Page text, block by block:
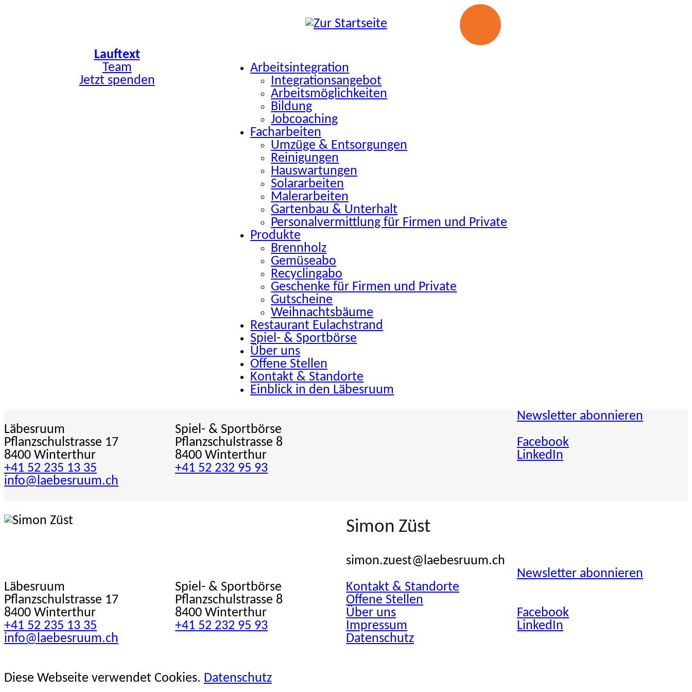
Lauftext
Team
Jetzt spenden
Arbeitsintegration
Integrationsangebot
Arbeitsmöglichkeiten
Bildung
Jobcoaching
Facharbeiten
Umzüge & Entsorgungen
Reinigungen
Hauswartungen
Solararbeiten
Malerarbeiten
Gartenbau & Unterhalt
Personalvermittlung für Firmen und Private
Produkte
Brennholz
Gemüseabo
Recyclingabo
Geschenke für Firmen und Private
Gutscheine
Weihnachtsbäume
Restaurant Eulachstrand
Spiel- & Sportbörse
Über uns
Offene Stellen
Kontakt & Standorte
Einblick in den Läbesruum
Läbesruum
Pflanzschulstrasse 17
8400 Winterthur
+41 52 235 13 35
info@laebesruum.ch
Spiel- & Sportbörse
Pflanzschulstrasse 8
8400 Winterthur
+41 52 232 95 93
Newsletter abonnieren
Facebook
LinkedIn
Simon Züst
simon.zuest@laebesruum.ch
Läbesruum
Pflanzschulstrasse 17
8400 Winterthur
+41 52 235 13 35
info@laebesruum.ch
Spiel- & Sportbörse
Pflanzschulstrasse 8
8400 Winterthur
+41 52 232 95 93
Kontakt & Standorte
Offene Stellen
Über uns
Impressum
Datenschutz
Newsletter abonnieren
Facebook
LinkedIn
Diese Webseite verwendet Cookies. Datenschutz